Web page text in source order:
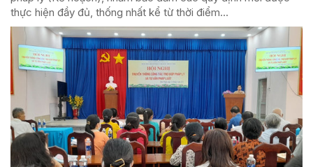
thực hiện đầy đủ, thống nhất kể từ thời điểm...